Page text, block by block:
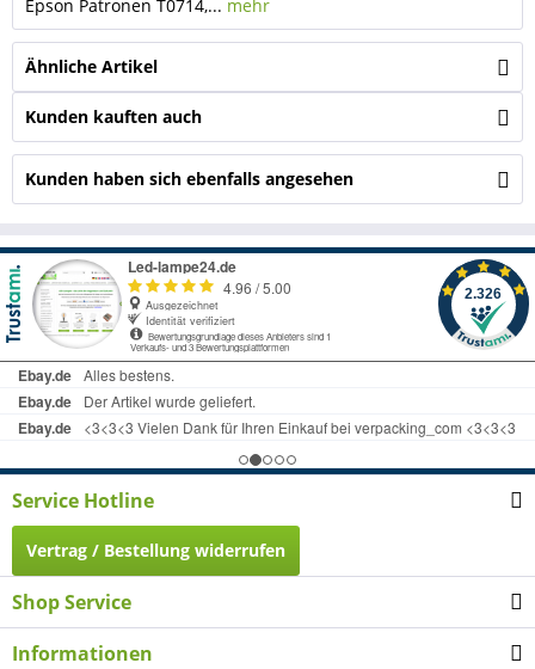
Epson Patronen T0714,... mehr
Ähnliche Artikel
Kunden kauften auch
Kunden haben sich ebenfalls angesehen
Service Hotline
Vertrag / Bestellung widerrufen
Shop Service
Informationen